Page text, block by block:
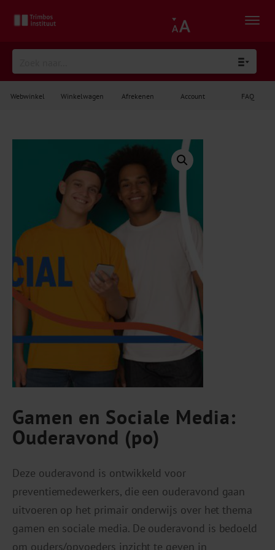
Webwinkel Winkelwagen Afrekenen Account FAQ
Gamen en Sociale Media:
Ouderavond (po)
Deze ouderavond is ontwikkeld voor
preventiemedewerkers, die een ouderavond gaan
uitvoeren op het primair onderwijs over het thema
gamen en sociale media. De ouderavond is bedoeld
om ouders/opvoeders inzicht te geven in